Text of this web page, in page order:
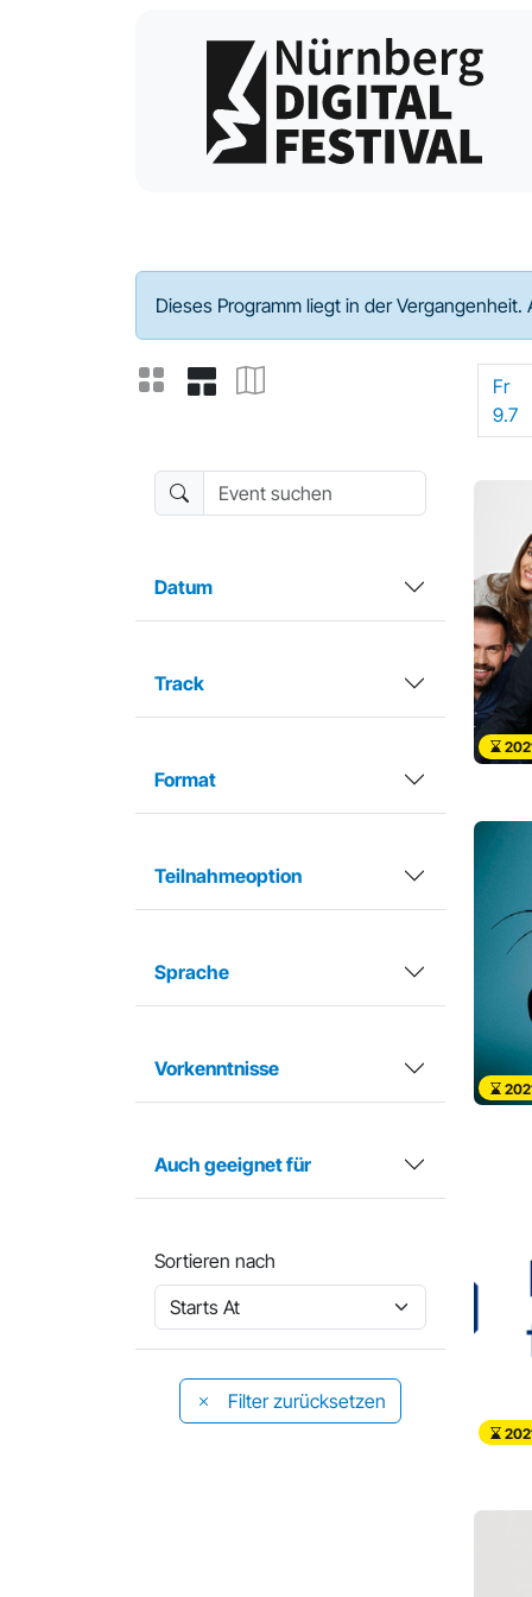
Programm - 2021
Dieses Programm liegt in der
Event suchen
Datum
Track
Format
Teilnahmeoption
Sprache
Vorkenntnisse
Auch geeignet für
Sortieren nach
Filter zurücksetzen
Fr
9.7